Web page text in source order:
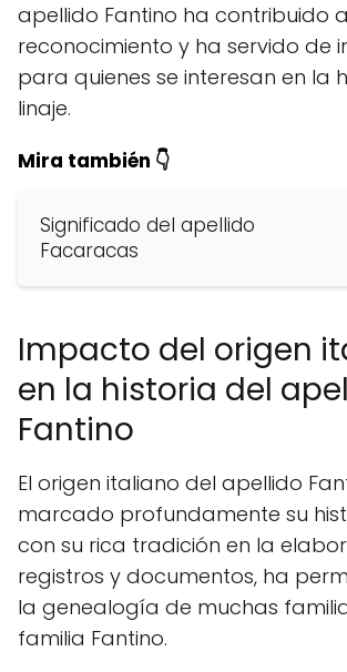
apellido Fantino ha contribuido
reconocimiento y ha servido de
para quienes se interesan en la
linaje.
Mira también 👇
Significado del apellido
Facaracas
Impacto del origen
en la historia del
Fantino
El origen italiano del apellido
marcado profundamente su
con su rica tradición en la
registros y documentos, ha
la genealogía de muchas
familia Fantino.